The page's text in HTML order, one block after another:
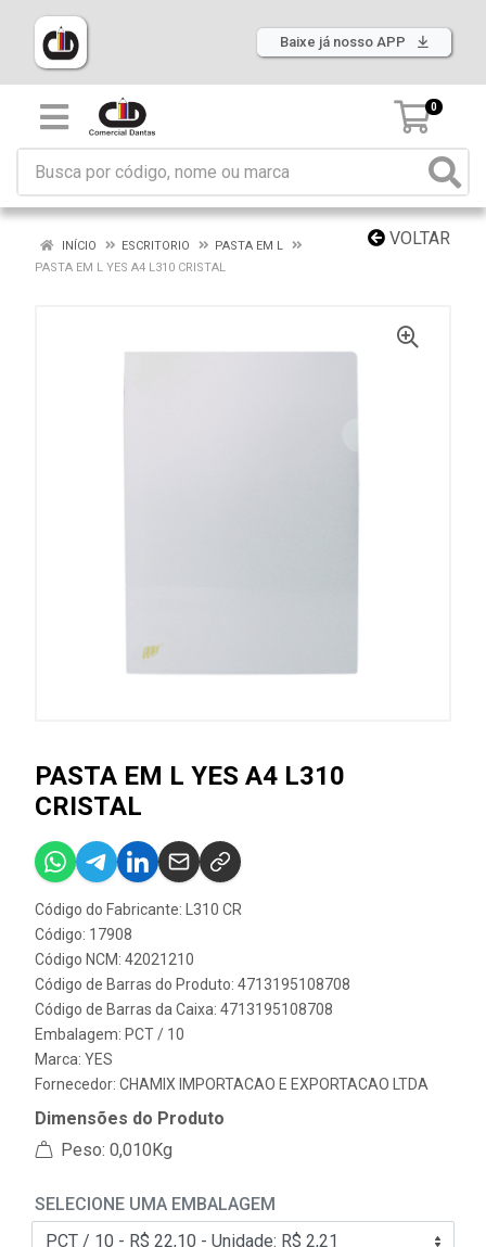
Baixe já nosso APP
0
VOLTAR
INÍCIO ESCRITORIO
PASTA EM L
PASTA EM L YES A4 L310 CRISTAL
PASTA EM L YES A4 L310
CRISTAL
Código do Fabricante: L310 CR
Código: 17908
Código NCM: 42021210
Código de Barras do Produto: 4713195108708
Código de Barras da Caixa: 4713195108708
Embalagem: PCT / 10
Marca: YES
Fornecedor: CHAMIX IMPORTACAO E EXPORTACAO LTDA
Dimensões do Produto
Peso: 0,010Kg
SELECIONE UMA EMBALAGEM